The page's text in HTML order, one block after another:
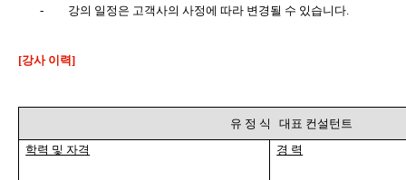
- 강의 일정은 고객사의 사정에 따라 변경될 수 있습니다.
[강사 이력]
유 정 식
대표 컨설턴트
학력 및 자격
경 력